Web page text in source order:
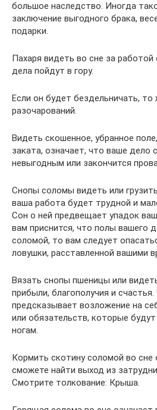
большое наследство. Иногда
заключение выгодного брака,
подарки.
Пахаря видеть во сне за работой
дела пойдут в гору.
Если он будет бездельничать, то
разочарований.
Видеть скошенное, убранное
заката, означает, что ваше дело
невыгодным или закончится
Снопы соломы видеть или
ваша работа будет трудной и
Сон о ней предвещает упадок
вам приснится, что полы вашего
соломой, то вам следует
ловушки, расставленной вашими
Вязать снопы пшеницы или
прибыли, благополучия и
предсказывает возложение на
или обязательств, которые
ногам.
Кормить скотину соломой во сне
сможете найти выход из
Смотрите толкование: Крыша.